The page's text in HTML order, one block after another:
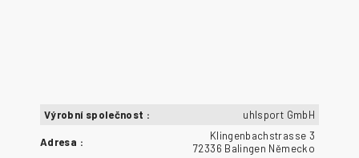
Výrobní společnost : uhlsport GmbH
Adresa :
Klingenbachstrasse 3
72336 Balingen Německo